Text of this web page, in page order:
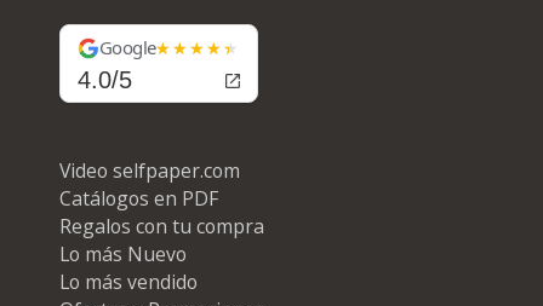
Google
4.0/5
Video selfpaper.com
Catálogos en PDF
Regalos con tu compra
Lo más Nuevo
Lo más vendido